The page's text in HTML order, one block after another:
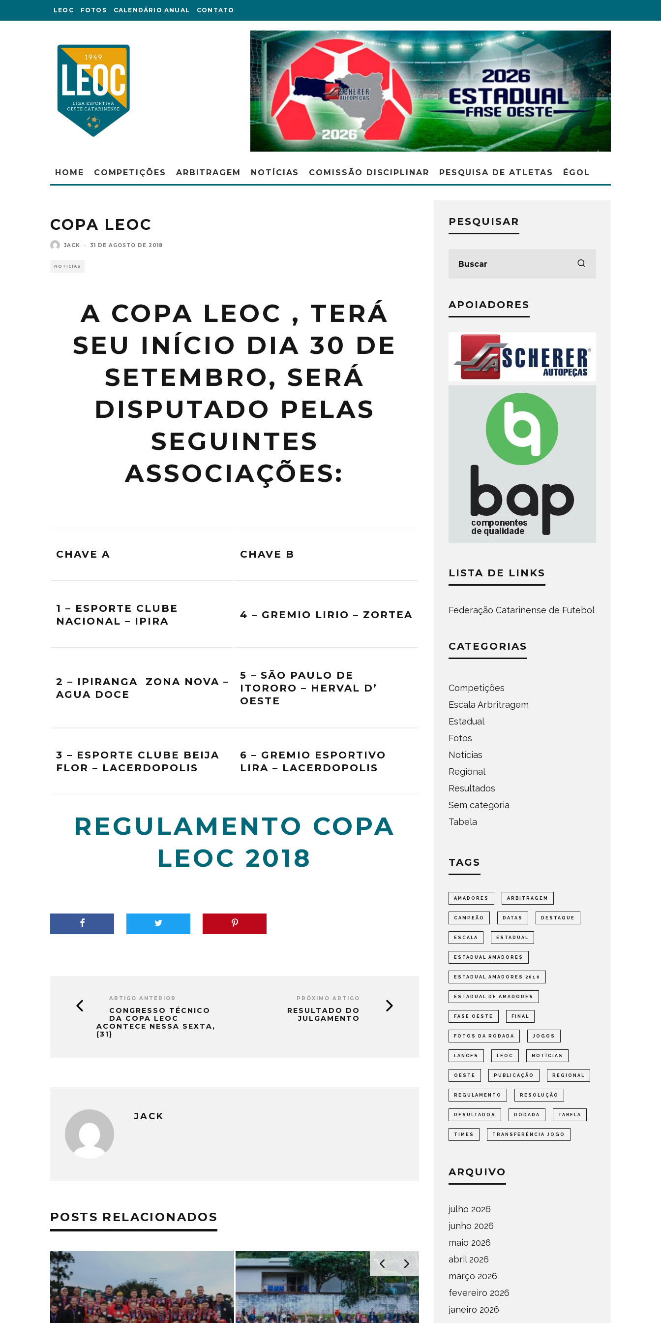
LEOC FOTOS CALENDÁRIO ANUAL CONTATO
HOME COMPETIÇÕES ARBITRAGEM NOTÍCIAS COMISSÃO DISCIPLINAR PESQUISA DE ATLETAS ÉGOL
COPA LEOC
JACK · 31 DE AGOSTO DE 2018
NOTÍCIAS
A COPA LEOC , TERÁ
SEU INÍCIO DIA 30 DE
SETEMBRO, SERÁ
DISPUTADO PELAS
SEGUINTES
ASSOCIAÇÕES:
CHAVE A CHAVE B
1 – ESPORTE CLUBE
NACIONAL – IPIRA
4 – GREMIO LIRIO – ZORTEA
2 – IPIRANGA ZONA NOVA –
AGUA DOCE
5 – SÃO PAULO DE
ITORORO – HERVAL D’
OESTE
3 – ESPORTE CLUBE BEIJA
FLOR – LACERDOPOLIS
6 – GREMIO ESPORTIVO
LIRA – LACERDOPOLIS
REGULAMENTO COPA
LEOC 2018
ARTIGO ANTERIOR
CONGRESSO TÉCNICO
DA COPA LEOC
ACONTECE NESSA SEXTA,
(31)
PRÓXIMO ARTIGO
RESULTADO DO
JULGAMENTO
JACK
POSTS RELACIONADOS
PESQUISAR
APOIADORES
LISTA DE LINKS
Federação Catarinense de Futebol
CATEGORIAS
Competições
Escala Arbritragem
Estadual
Fotos
Notícias
Regional
Resultados
Sem categoria
Tabela
TAGS
AMADORES ARBITRAGEM
CAMPEÃO DATAS DESTAQUE
ESCALA ESTADUAL
ESTADUAL AMADORES
ESTADUAL AMADORES 2010
ESTADUAL DE AMADORES
FASE OESTE FINAL
FOTOS DA RODADA JOGOS
LANCES LEOC NOTÍCIAS
OESTE PUBLICAÇÃO REGIONAL
REGULAMENTO RESOLUÇÃO
RESULTADOS RODADA TABELA
TIMES TRANSFERÊNCIA JOGO
ARQUIVO
julho 2026
junho 2026
maio 2026
abril 2026
março 2026
fevereiro 2026
janeiro 2026